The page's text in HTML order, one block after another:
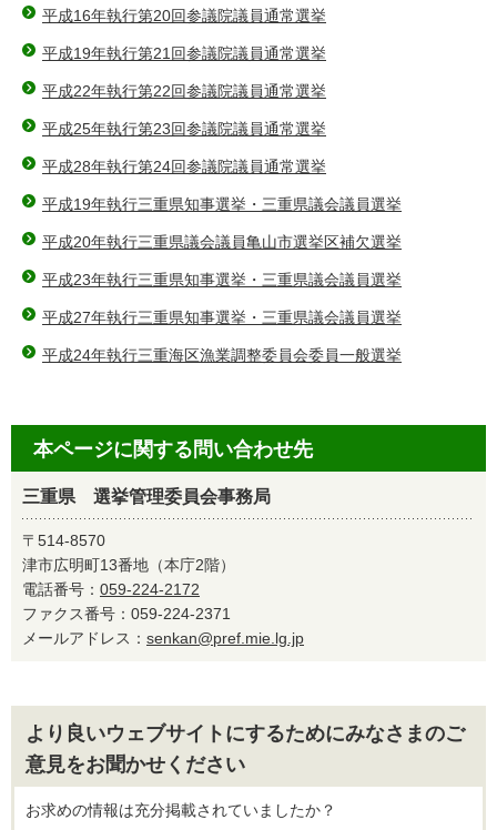
平成16年執行第20回参議院議員通常選挙
平成19年執行第21回参議院議員通常選挙
平成22年執行第22回参議院議員通常選挙
平成25年執行第23回参議院議員通常選挙
平成28年執行第24回参議院議員通常選挙
平成19年執行三重県知事選挙・三重県議会議員選挙
平成20年執行三重県議会議員亀山市選挙区補欠選挙
平成23年執行三重県知事選挙・三重県議会議員選挙
平成27年執行三重県知事選挙・三重県議会議員選挙
平成24年執行三重海区漁業調整委員会委員一般選挙
本ページに関する問い合わせ先
三重県 選挙管理委員会事務局
〒514-8570
津市広明町13番地（本庁2階）
電話番号： 059-224-2172
ファクス番号：059-224-2371
メールアドレス： senkan@pref.mie.lg.jp
より良いウェブサイトにするためにみなさまのご
意見をお聞かせください
お求めの情報は充分掲載されていましたか？